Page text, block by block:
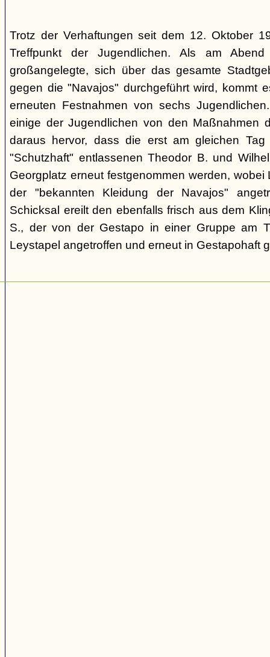
Trotz der Verhaftungen seit dem 12. Oktober
Treffpunkt der Jugendlichen. Als am
großangelegte, sich über das gesamte
gegen die "Navajos" durchgeführt wird, kommt
erneuten Festnahmen von sechs
einige der Jugendlichen von den Maßnahmen
daraus hervor, dass die erst am gleichen Tag
"Schutzhaft" entlassenen Theodor B. und
Georgplatz erneut festgenommen werden, wobei
der "bekannten Kleidung der Navajos"
Schicksal ereilt den ebenfalls frisch aus dem
S., der von der Gestapo in einer Gruppe am
Leystapel angetroffen und erneut in Gestapohaft